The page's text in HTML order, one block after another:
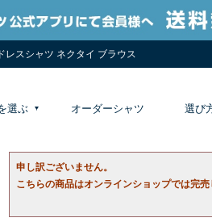
レスシャツ ネクタイ ブラウス
選ぶ オーダーシャツ 選び
申し訳ございません。
こちらの商品はオンラインショップでは完売